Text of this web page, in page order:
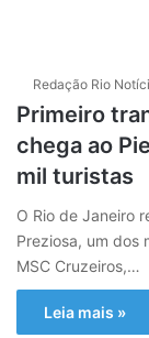
Redação Rio
Primeiro
chega ao
mil turistas
O Rio de Janeiro
Preziosa, um dos
MSC Cruzeiros,…
Leia mais »